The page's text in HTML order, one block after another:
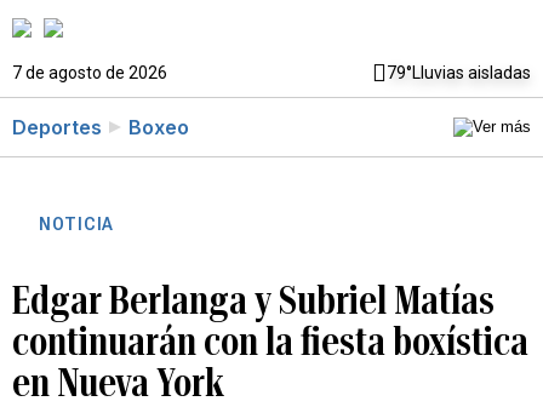
7 de agosto de 2026 79°Lluvias aisladas
Deportes Boxeo
NOTICIA
Edgar Berlanga y Subriel Matías
continuarán con la fiesta boxística
en Nueva York